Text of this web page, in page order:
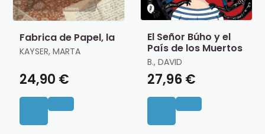
Fabrica de Papel, la
KAYSER, MARTA
24,90 €
El Señor Búho y el
País de los Muertos
B., DAVID
27,96 €